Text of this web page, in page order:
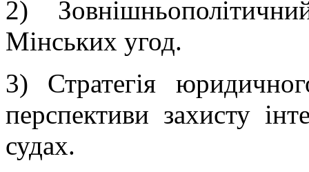
2)
Мінських угод.
3) Стратегія
перспективи захисту
судах.